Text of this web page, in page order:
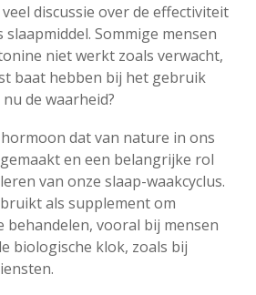
discussie over de effectiviteit
Sommige mensen
niet werkt zoals verwacht,
baat hebben bij het gebruik
de waarheid?
dat van nature in ons
en een belangrijke rol
van onze slaap-waakcyclus.
als supplement om
behandelen, vooral bij mensen
biologische klok, zoals bij